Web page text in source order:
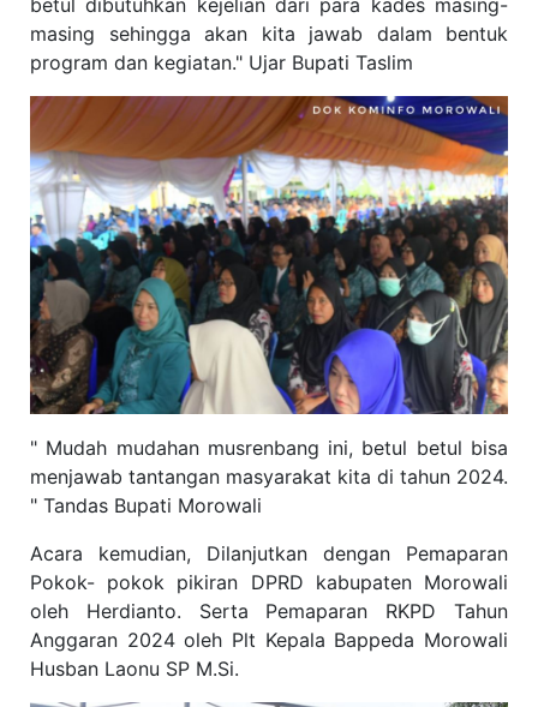
masing sehingga akan kita jawab dalam bentuk
program dan kegiatan." Ujar Bupati Taslim
" Mudah mudahan musrenbang ini, betul betul bisa
menjawab tantangan masyarakat kita di tahun 2024.
" Tandas Bupati Morowali
Acara kemudian, Dilanjutkan dengan Pemaparan
Pokok- pokok pikiran DPRD kabupaten Morowali
oleh Herdianto. Serta Pemaparan RKPD Tahun
Anggaran 2024 oleh Plt Kepala Bappeda Morowali
Husban Laonu SP M.Si.